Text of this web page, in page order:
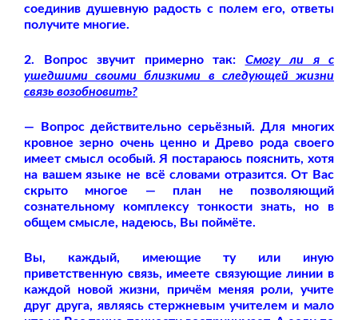
соединив душевную радость с полем его, ответы
получите многие.
2. Вопрос звучит примерно так: Смогу ли я с
ушедшими своими близкими в следующей жизни
связь возобновить?
— Вопрос действительно серьёзный. Для многих
кровное зерно очень ценно и Древо рода своего
имеет смысл особый. Я постараюсь пояснить, хотя
на вашем языке не всё словами отразится. От Вас
скрыто многое — план не позволяющий
сознательному комплексу тонкости знать, но в
общем смысле, надеюсь, Вы поймёте.
Вы, каждый, имеющие ту или иную
приветственную связь, имеете связующие линии в
каждой новой жизни, причём меняя роли, учите
друг друга, являясь стержневым учителем и мало